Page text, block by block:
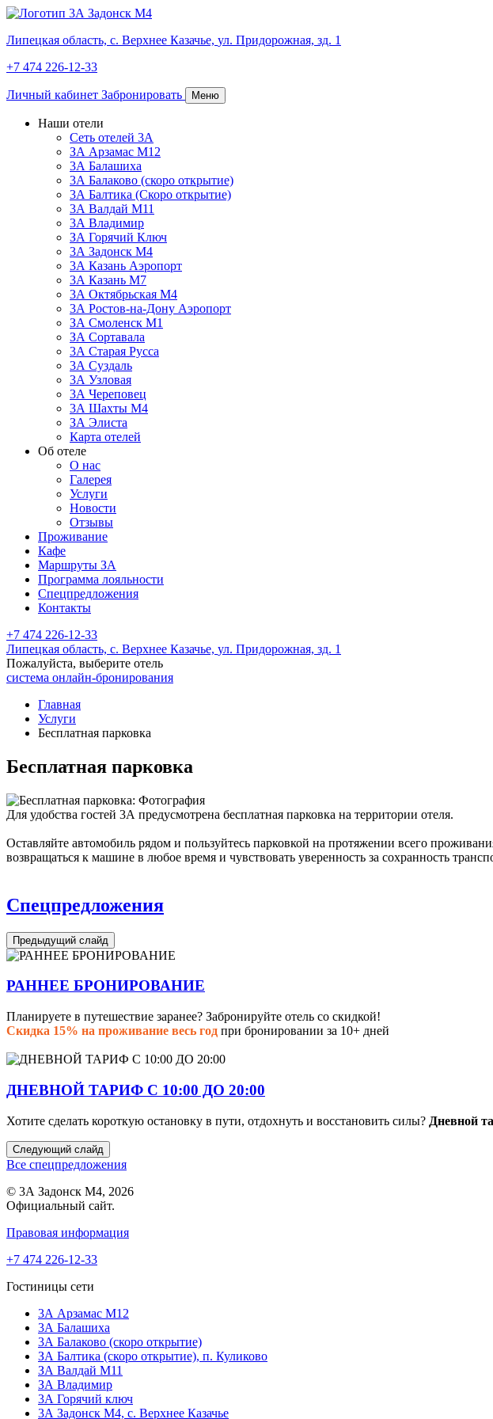
Липецкая область, с. Верхнее Казачье, ул. Придорожная, зд. 1
+7 474 226-12-33
Личный кабинет Забронировать Меню
Наши отели
Сеть отелей 3А
ЗА Арзамас М12
3А Балашиха
3А Балаково (скоро открытие)
3А Балтика (Скоро открытие)
3А Валдай М11
3А Владимир
ЗА Горячий Ключ
3А Задонск М4
3А Казань Аэропорт
3А Казань M7
3А Октябрьская М4
3А Ростов-на-Дону Аэропорт
ЗА Смоленск М1
ЗА Сортавала
3А Старая Русса
3А Суздаль
3А Узловая
3А Череповец
3А Шахты М4
ЗА Элиста
Карта отелей
Об отеле
О нас
Галерея
Услуги
Новости
Отзывы
Проживание
Кафе
Маршруты ЗА
Программа лояльности
Спецпредложения
Контакты
+7 474 226-12-33
Липецкая область, с. Верхнее Казачье, ул. Придорожная, зд. 1
Пожалуйста, выберите отель
система онлайн-бронирования
Главная
Услуги
Бесплатная парковка
Бесплатная парковка
Для удобства гостей 3А предусмотрена бесплатная парковка на территории отеля.
Оставляйте автомобиль рядом и пользуйтесь парковкой на протяжении всего
возвращаться к машине в любое время и чувствовать уверенность за сохранность
Спецпредложения
Предыдущий слайд
РАННЕЕ БРОНИРОВАНИЕ
Планируете в путешествие заранее? Забронируйте отель со скидкой!
Скидка 15% на проживание весь год при бронировании за 10+ дней
ДНЕВНОЙ ТАРИФ С 10:00 ДО 20:00
Хотите сделать короткую остановку в пути, отдохнуть и восстановить силы? Дневной
Следующий слайд
Все спецпредложения
© 3А Задонск М4, 2026
Официальный сайт.
Правовая информация
+7 474 226-12-33
Гостиницы сети
3А Арзамас М12
3А Балашиха
3А Балаково (скоро открытие)
ЗА Балтика (скоро открытие), п. Куликово
ЗА Валдай M11
ЗА Владимир
3А Горячий ключ
3А Задонск М4, с. Верхнее Казачье